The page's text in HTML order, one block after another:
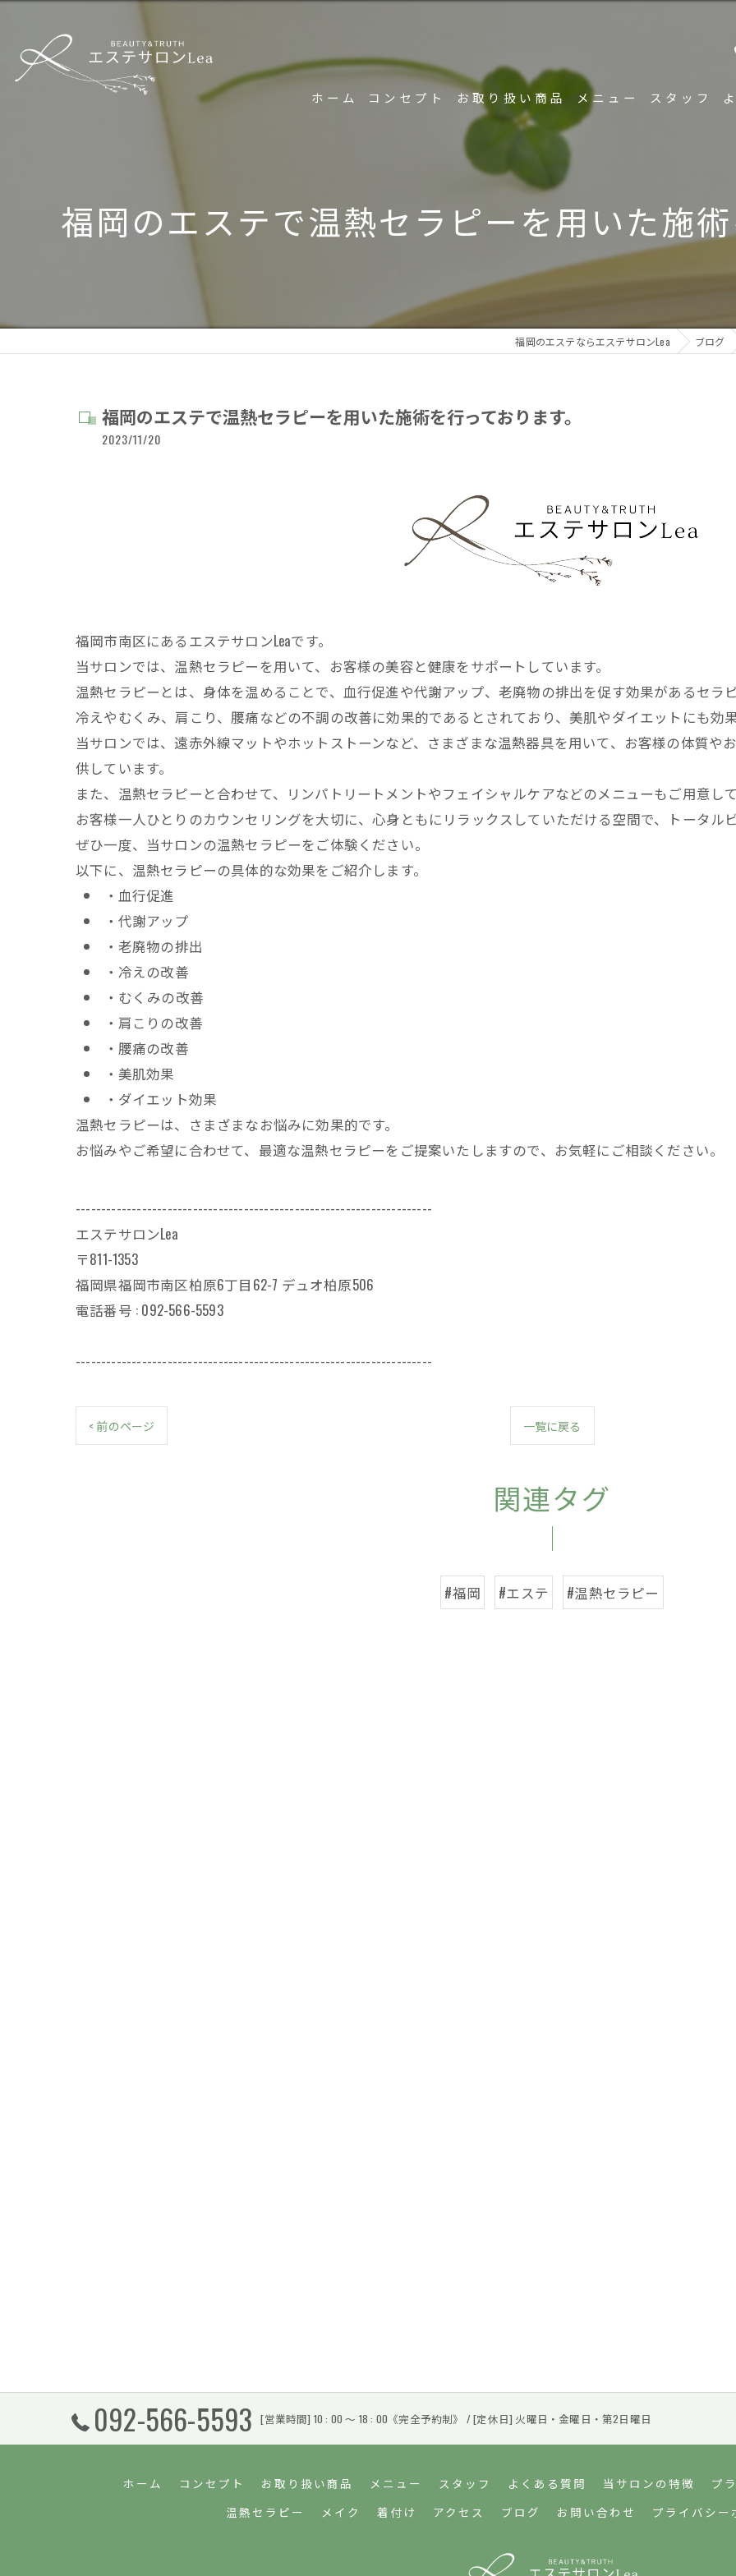
ホーム コンセプト お取り扱い商品 メニュー スタッフ
福岡のエステで温熱セラピーを用いた施術
福岡のエステならエステサロンLea ブログ
福岡のエステで温熱セラピーを用いた施術を行っております。
2023/11/20
福岡市南区にあるエステサロンLeaです。
当サロンでは、温熱セラピーを用いて、お客様の美容と健康をサポートしています。
温熱セラピーとは、身体を温めることで、血行促進や代謝アップ、老廃物の排出を促す効果があるセラピ
冷えやむくみ、肩こり、腰痛などの不調の改善に効果的であるとされており、美肌やダイエットにも効果
当サロンでは、遠赤外線マットやホットストーンなど、さまざまな温熱器具を用いて、お客様の体質や
供しています。
また、温熱セラピーと合わせて、リンパトリートメントやフェイシャルケアなどのメニューもご用意して
お客様一人ひとりのカウンセリングを大切に、心身ともにリラックスしていただける空間で、トータル
ぜひ一度、当サロンの温熱セラピーをご体験ください。
以下に、温熱セラピーの具体的な効果をご紹介します。
・血行促進
・代謝アップ
・老廃物の排出
・冷えの改善
・むくみの改善
・肩こりの改善
・腰痛の改善
・美肌効果
・ダイエット効果
温熱セラピーは、さまざまなお悩みに効果的です。
お悩みやご希望に合わせて、最適な温熱セラピーをご提案いたしますので、お気軽にご相談ください。
----------------------------------------------------------------------
エステサロンLea
〒811-1353
福岡県福岡市南区柏原6丁目62-7 デュオ柏原506
電話番号 : 092-566-5593
----------------------------------------------------------------------
< 前のページ 一覧に戻る
関連タグ
#福岡 #エステ #温熱セラピー
092-566-5593 [営業時間] 10 : 00 〜 18 : 00《完全予約制》 / [定休日] 火曜日・金曜日・第2日曜日
ホーム コンセプト お取り扱い商品 メニュー スタッフ よくある質問 当サロンの特徴 プ
温熱セラピー
メイク 着付け アクセス ブログ お問い合わせ プライバシー